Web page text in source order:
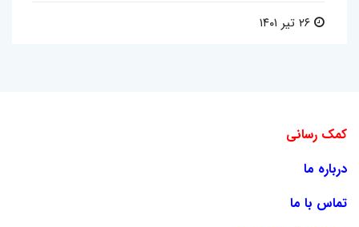
کمک رسانی
درباره ما
تماس با ما